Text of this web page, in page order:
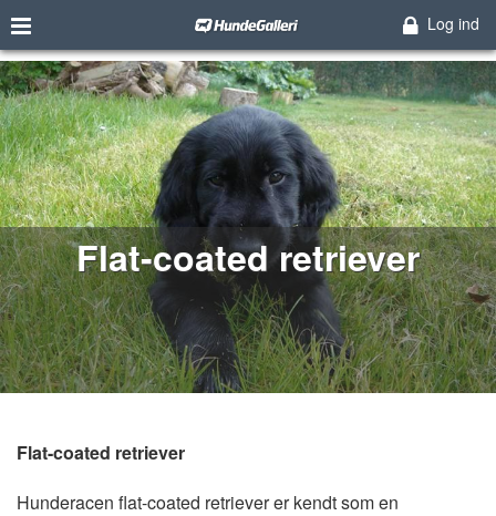
Log ind
Flat-coated retriever
Flat-coated retriever
Hunderacen flat-coated retriever er kendt som en